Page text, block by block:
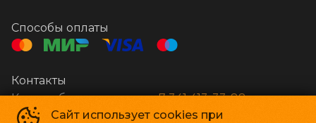
Сайт использует cookies при
Способы оплаты
Контакты
Касса и бронирование +7 341 413-33-88